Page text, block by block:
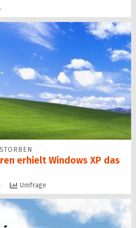
erhielt Windows XP das
Umfrage